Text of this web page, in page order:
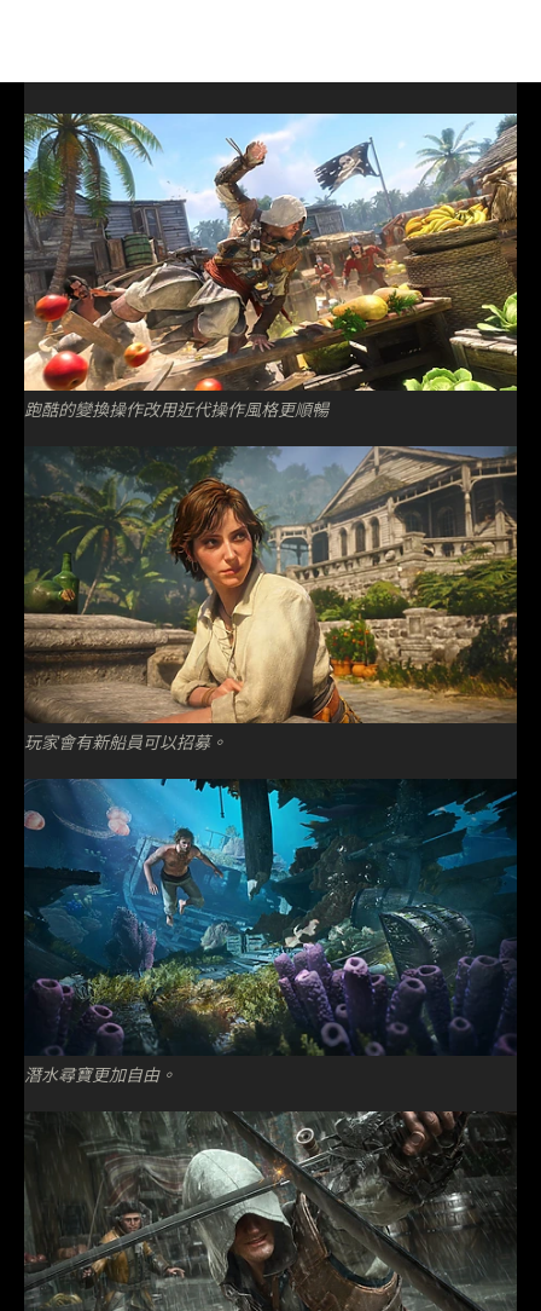
跑酷的變換操作改用近代操作風格更順暢
玩家會有新船員可以招募。
潛水尋寶更加自由。